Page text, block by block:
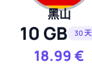
黑山
10 GB 30 天
18.99€